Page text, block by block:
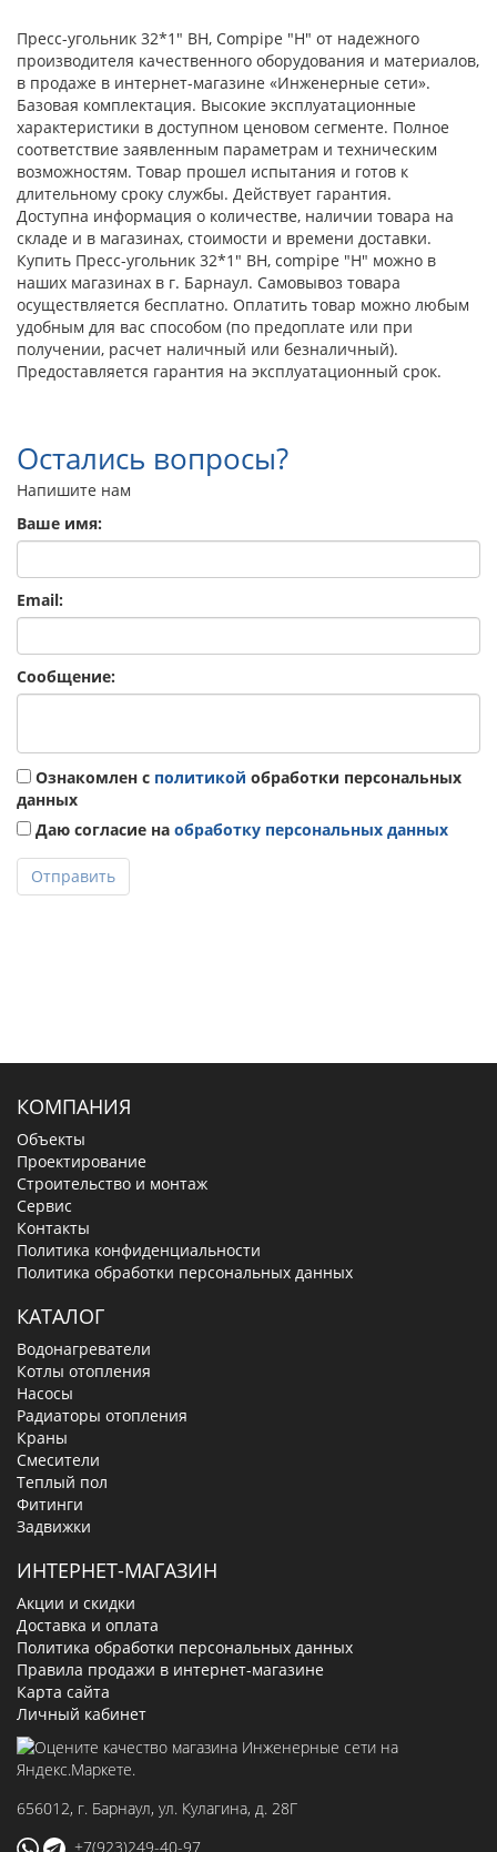
Пресс-угольник 32*1" ВН, Compipe "Н" от надежного
производителя качественного оборудования и материалов,
в продаже в интернет-магазине «Инженерные сети».
Базовая комплектация. Высокие эксплуатационные
характеристики в доступном ценовом сегменте. Полное
соответствие заявленным параметрам и техническим
возможностям. Товар прошел испытания и готов к
длительному сроку службы. Действует гарантия.
Доступна информация о количестве, наличии товара на
складе и в магазинах, стоимости и времени доставки.
Купить Пресс-угольник 32*1" ВН, compipe "Н" можно в
наших магазинах в г. Барнаул. Самовывоз товара
осуществляется бесплатно. Оплатить товар можно любым
удобным для вас способом (по предоплате или при
получении, расчет наличный или безналичный).
Предоставляется гарантия на эксплуатационный срок.
Остались вопросы?
Напишите нам
Ваше имя:
Email:
Сообщение:
Ознакомлен с политикой обработки персональных
данных
Даю согласие на обработку персональных данных
Отправить
КОМПАНИЯ
Объекты
Проектирование
Строительство и монтаж
Сервис
Контакты
Политика конфиденциальности
Политика обработки персональных данных
КАТАЛОГ
Водонагреватели
Котлы отопления
Насосы
Радиаторы отопления
Краны
Смесители
Теплый пол
Фитинги
Задвижки
ИНТЕРНЕТ-МАГАЗИН
Акции и скидки
Доставка и оплата
Политика обработки персональных данных
Правила продажи в интернет-магазине
Карта сайта
Личный кабинет
656012, г. Барнаул, ул. Кулагина, д. 28Г
+7(923)249-40-97